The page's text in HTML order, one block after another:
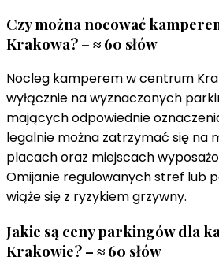
Czy można nocować
Krakowa? – ≈ 60 słów
Nocleg kamperem w centrum
wyłącznie na wyznaczonych
mających odpowiednie
legalnie można zatrzymać się na
placach oraz miejscach
Omijanie regulowanych stref lub
wiąże się z ryzykiem grzywny.
Jakie są ceny parkingów dla
Krakowie? – ≈ 60 słów